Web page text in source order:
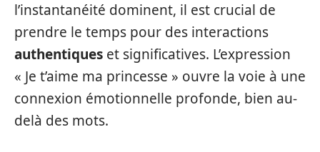
l’instantanéité dominent, il est crucial de
prendre le temps pour des interactions
authentiques et significatives. L’expression
« Je t’aime ma princesse » ouvre la voie à une
connexion émotionnelle profonde, bien au-
delà des mots.